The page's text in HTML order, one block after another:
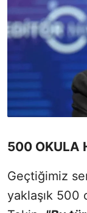
500 OKULA
Geçtiğimiz
yaklaşık 500